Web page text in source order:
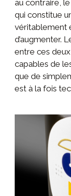
au contraire,
qui constitue
véritablement
d’augmenter.
entre ces
capables de
que de
est à la fois